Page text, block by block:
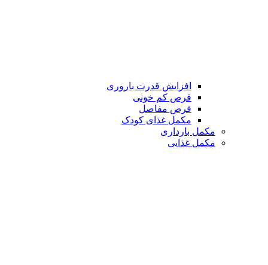
افزایش قدرت باروری
قرص کم خونی
قرص مفاصل
مکمل غذای کودک
مکمل بارداری
مکمل غذایی